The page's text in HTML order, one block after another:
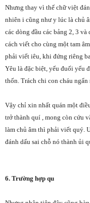
Nhưng thay vì thế chữ việt
nhiên i cũng như y lúc là chủ
các dòng đầu các bảng 2, 3
cách viết cho cùng một tam
phải viết iêu, khi đứng riêng
Yêu là đặc biệt, yếu đuối yểu
thốn. Trách chi con cháu
Vậy chỉ xin nhất quán một
trở thành quí , mong còn cứu
làm chủ âm thì phải viết quý.
đánh dấu sai chỗ nó thành ủi
6. Trường hợp qu